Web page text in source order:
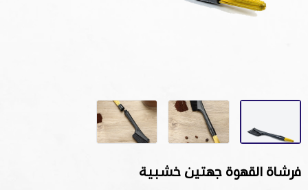
فرشاة القهوة جهتين خشبية